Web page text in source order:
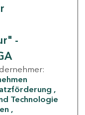
-
Technologie